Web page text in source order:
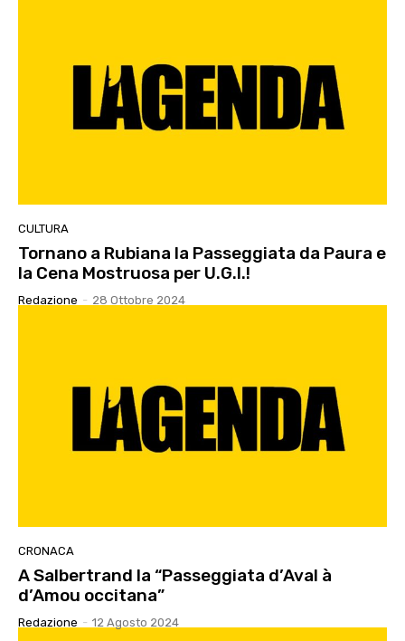
CULTURA
Tornano a Rubiana la Passeggiata da Paura e
la Cena Mostruosa per U.G.I.!
Redazione - 28 Ottobre 2024
CRONACA
A Salbertrand la “Passeggiata d’Aval à
d’Amou occitana”
Redazione - 12 Agosto 2024